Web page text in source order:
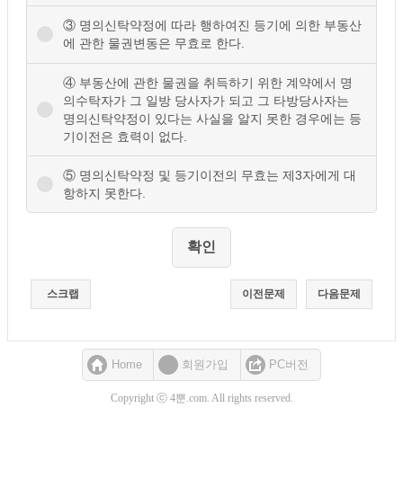
③ 명의신탁약정에 따라 행하여진 등기에 의한 부동산
에 관한 물권변동은 무효로 한다.
④ 부동산에 관한 물권을 취득하기 위한 계약에서 명
의수탁자가 그 일방 당사자가 되고 그 타방당사자는
명의신탁약정이 있다는 사실을 알지 못한 경우에는 등
기이전은 효력이 없다.
⑤ 명의신탁약정 및 등기이전의 무효는 제3자에게 대
항하지 못한다.
스크랩 다음문제
이전문제
Home 회원가입 PC버전
Copyright ⓒ 4뿐.com. All rights reserved.